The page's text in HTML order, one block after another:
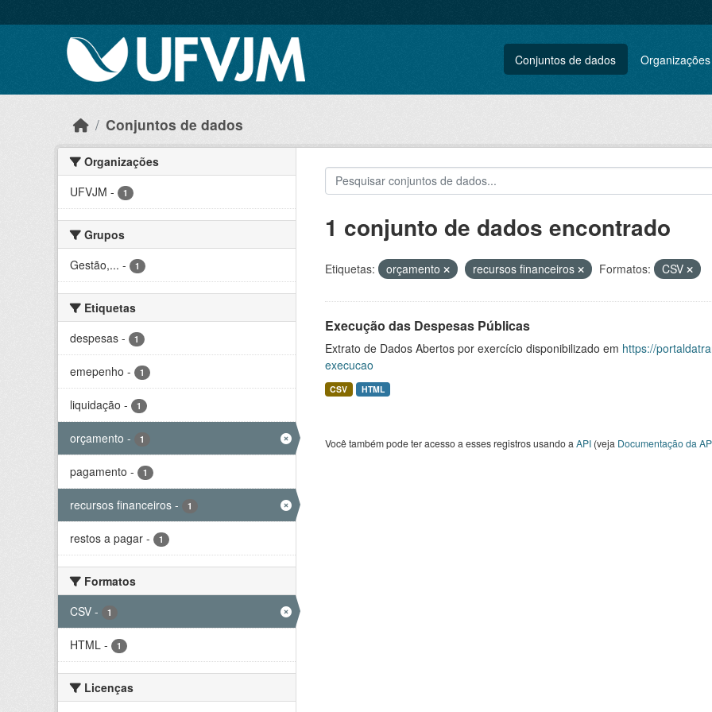
Conjuntos de dados Organizações
Conjuntos de dados
Organizações
UFVJM - 1
Grupos
Gestão,... - 1
Etiquetas
despesas - 1
emepenho - 1
liquidação - 1
orçamento - 1
pagamento - 1
recursos financeiros - 1
restos a pagar - 1
Formatos
CSV - 1
HTML - 1
Licenças
1 conjunto de dados encontrado
Etiquetas: orçamento recursos financeiros Formatos: CSV
Execução das Despesas Públicas
Extrato de Dados Abertos por exercício disponibilizado em https://
execucao
CSV HTML
Você também pode ter acesso a esses registros usando a API(veja Documentação da